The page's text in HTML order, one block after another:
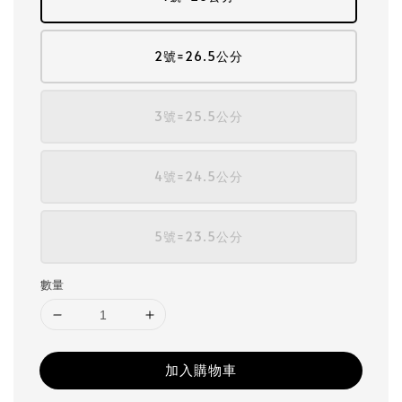
2號=26.5公分
3號=25.5公分
4號=24.5公分
5號=23.5公分
數量
加入購物車